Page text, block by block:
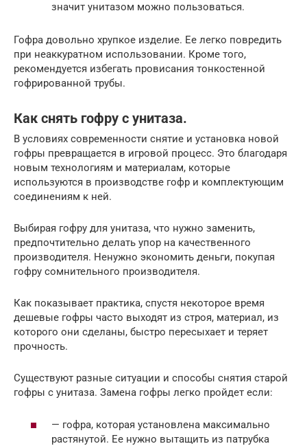
значит унитазом можно пользоваться.
Гофра довольно хрупкое изделие. Ее легко повредить
при неаккуратном использовании. Кроме того,
рекомендуется избегать провисания тонкостенной
гофрированной трубы.
Как снять гофру с унитаза.
В условиях современности снятие и установка новой
гофры превращается в игровой процесс. Это благодаря
новым технологиям и материалам, которые
используются в производстве гофр и комплектующим
соединениям к ней.
Выбирая гофру для унитаза, что нужно заменить,
предпочтительно делать упор на качественного
производителя. Ненужно экономить деньги, покупая
гофру сомнительного производителя.
Как показывает практика, спустя некоторое время
дешевые гофры часто выходят из строя, материал, из
которого они сделаны, быстро пересыхает и теряет
прочность.
Существуют разные ситуации и способы снятия старой
гофры с унитаза. Замена гофры легко пройдет если:
— гофра, которая установлена максимально
растянутой. Ее нужно вытащить из патрубка